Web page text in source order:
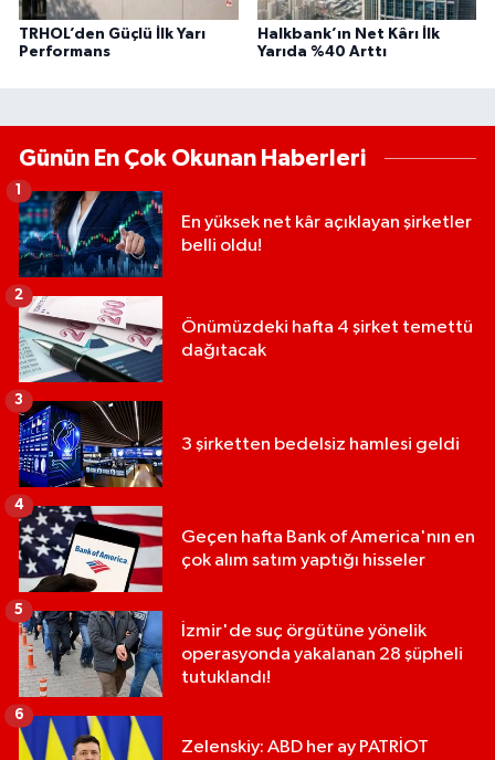
TRHOL’den Güçlü İlk Yarı
Performans
Halkbank’ın Net Kârı İlk
Yarıda %40 Arttı
Günün En Çok Okunan Haberleri
En yüksek net kâr açıklayan şirketler
belli oldu!
Önümüzdeki hafta 4 şirket temettü
dağıtacak
2
3 şirketten bedelsiz hamlesi geldi
3
Geçen hafta Bank of America'nın en
çok alım satım yaptığı hisseler
4
İzmir'de suç örgütüne yönelik
operasyonda yakalanan 28 şüpheli
tutuklandı!
5
Zelenskiy: ABD her ay PATRİOT
6